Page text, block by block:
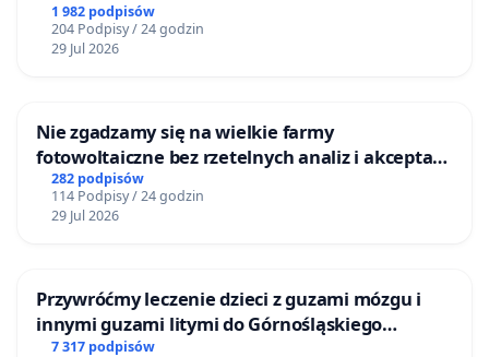
1 982 podpisów
204 Podpisy / 24 godzin
29 Jul 2026
Nie zgadzamy się na wielkie farmy
fotowoltaiczne bez rzetelnych analiz i akceptacji
mieszkańców
282 podpisów
114 Podpisy / 24 godzin
29 Jul 2026
Przywróćmy leczenie dzieci z guzami mózgu i
innymi guzami litymi do Górnośląskiego
Centrum Zdrowia Dziecka w Katowicach
7 317 podpisów